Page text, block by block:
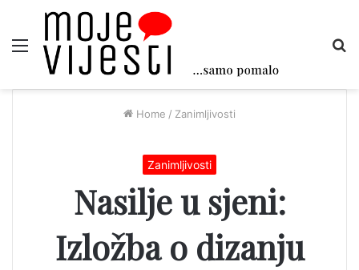
Menu
Home / Zanimljivosti
Zanimljivosti
Nasilje u sjeni:
Izložba o dizanju